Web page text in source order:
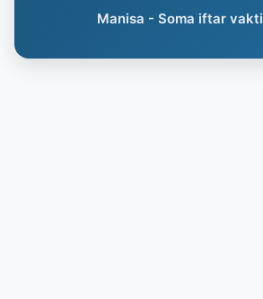
Manisa - Soma iftar vakti